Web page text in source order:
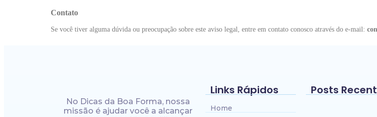
Contato
Se você tiver alguma dúvida ou preocupação sobre este aviso legal, entre em contato conosco através do e-mail:
No Dicas da Boa Forma, nossa
missão é ajudar você a alcançar
Links Rápidos
Home
Posts